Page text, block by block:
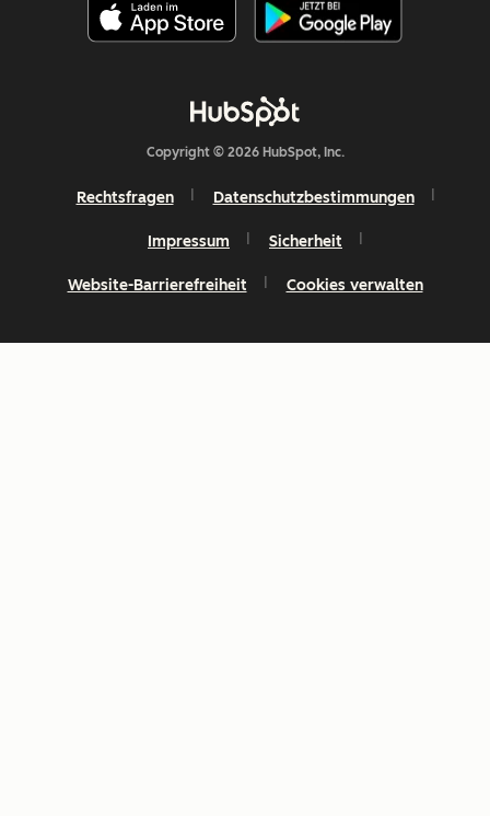
Copyright © 2026 HubSpot, Inc.
Rechtsfragen Datenschutzbestimmungen
Impressum Sicherheit
Website-Barrierefreiheit Cookies verwalten